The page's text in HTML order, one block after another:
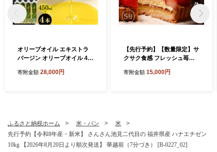
オリーブオイル エキストラ
バージン オリーブオイル 45
箱入り 料理長監修の絶妙ブ
ト 贈答 贈り物 [B-20503]
寄附金額 28,000円
【先行予約】【数量限定】サ
クサク食感 フレッシュ苺タ
(4～5人前) 850g 【2027年4
寄附金額 15,000円
ふるさと納税ホーム 米・パン
米
先行予約【令和8年産・新米】 さんさん池見二代目の 福井県産 ハナエチゼン
10kg 【2026年8月20日より順次発送】 華越前（7分づき） [B-0227_02]